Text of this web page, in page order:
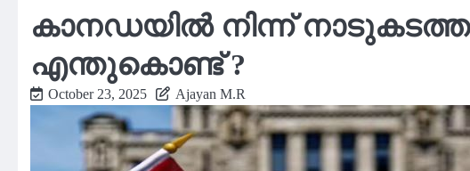
കാനഡയിൽ നിന്ന്
എന്തുകൊണ്ട് ?
October 23, 2025 Ajayan M.R